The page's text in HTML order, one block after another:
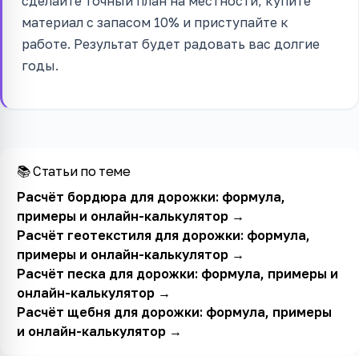
материал с запасом 10% и приступайте к
работе. Результат будет радовать вас долгие
годы.
📚 Статьи по теме
Расчёт бордюра для дорожки: формула,
примеры и онлайн-калькулятор→
Расчёт геотекстиля для дорожки: формула,
примеры и онлайн-калькулятор→
Расчёт песка для дорожки: формула, примеры и
онлайн-калькулятор→
Расчёт щебня для дорожки: формула, примеры
и онлайн-калькулятор→